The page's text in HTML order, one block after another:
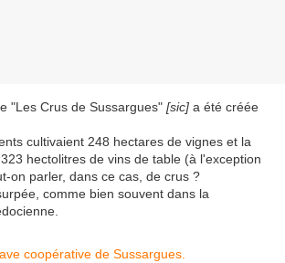
"Les Crus de Sussargues" [sic] a été créée
cultivaient 248 hectares de vignes et la
hectolitres de vins de table (à l'exception
on parler, dans ce cas, de crus ?
comme bien souvent dans la